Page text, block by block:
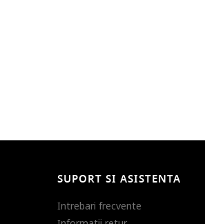
SUPORT SI ASISTENTA
Intrebari frecvente